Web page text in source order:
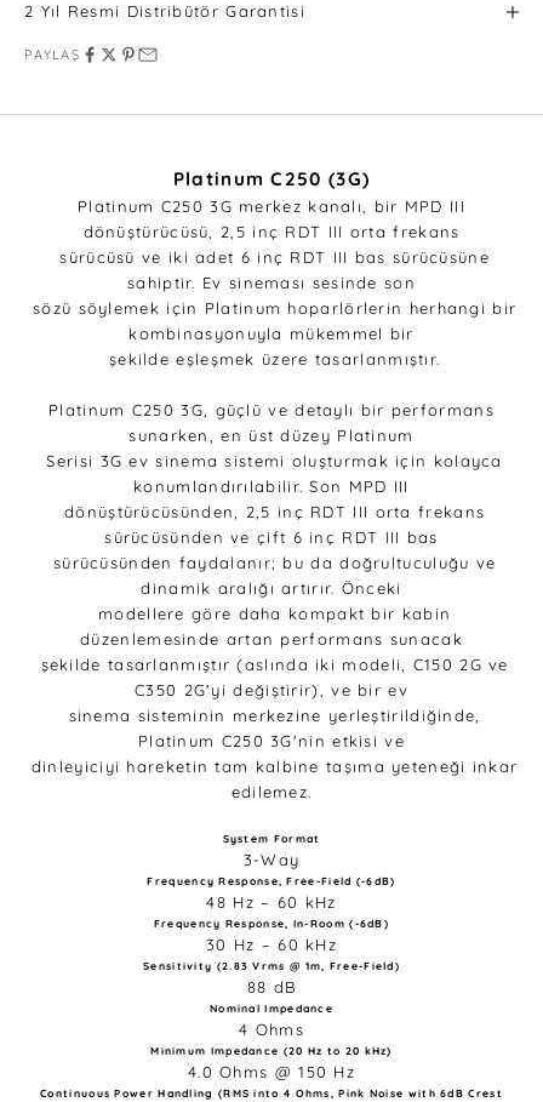
2 Yıl Resmi Distribütör Garantisi
PAYLAŞ
Platinum C250 (3G)
Platinum C250 3G merkez kanalı, bir MPD III
dönüştürücüsü, 2,5 inç RDT III orta frekans
sürücüsü ve iki adet 6 inç RDT III bas sürücüsüne
sahiptir. Ev sineması sesinde son
sözü söylemek için Platinum hoparlörlerin herhangi bir
kombinasyonuyla mükemmel bir
şekilde eşleşmek üzere tasarlanmıştır.
Platinum C250 3G, güçlü ve detaylı bir performans
sunarken, en üst düzey Platinum
Serisi 3G ev sinema sistemi oluşturmak için kolayca
konumlandırılabilir. Son MPD III
dönüştürücüsünden, 2,5 inç RDT III orta frekans
sürücüsünden ve çift 6 inç RDT III bas
sürücüsünden faydalanır; bu da doğrultuculuğu ve
dinamik aralığı artırır. Önceki
modellere göre daha kompakt bir kabin
düzenlemesinde artan performans sunacak
şekilde tasarlanmıştır (aslında iki modeli, C150 2G ve
C350 2G'yi değiştirir), ve bir ev
sinema sisteminin merkezine yerleştirildiğinde,
Platinum C250 3G'nin etkisi ve
dinleyiciyi hareketin tam kalbine taşıma yeteneği inkar
edilemez.
System Format
3-Way
Frequency Response, Free-Field (-6dB)​
48 Hz – 60 kHz​
Frequency Response, In-Room (-6dB)
30 Hz – 60 kHz​
Sensitivity (2.83 Vrms @ 1m, Free-Field)​​
88 dB
Nominal Impedance
4 Ohms
Minimum Impedance (20 Hz to 20 kHz)​​
4.0 Ohms​ @ 150 Hz​
Continuous Power Handling​ ​(RMS into 4 Ohms, Pink Noise with 6dB Crest